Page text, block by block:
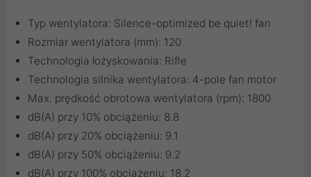
Typ wentylatora: Silence-optimized be quiet! fan
Rozmiar wentylatora (mm): 120
Technologia łożyskowania: Rifle
Technologia silnika wentylatora: 4-pole fan motor
Max. prędkość obrotowa wentylatora (rpm): 1800
dB(A) przy 10% obciążeniu: 8.8
dB(A) przy 20% obciążeniu: 9.1
dB(A) przy 50% obciążeniu: 9.2
dB(A) przy 100% obciążeniu: 18.2